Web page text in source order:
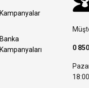
Kampanyalar
Banka
Kampanyaları
0
18:00